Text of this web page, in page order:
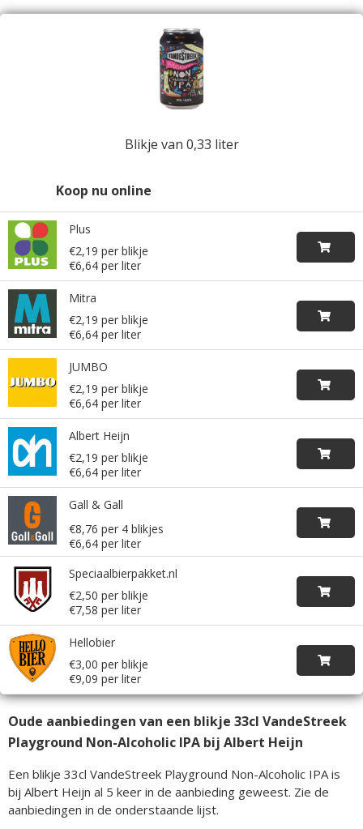
Blikje van 0,33 liter
Koop nu online
Plus
€2,19 per blikje
€6,64 per liter
Mitra
€2,19 per blikje
€6,64 per liter
JUMBO
€2,19 per blikje
€6,64 per liter
Albert Heijn
€2,19 per blikje
€6,64 per liter
Gall & Gall
€8,76 per 4 blikjes
€6,64 per liter
Speciaalbierpakket.nl
€2,50 per blikje
€7,58 per liter
Hellobier
€3,00 per blikje
€9,09 per liter
Oude aanbiedingen van een blikje 33cl VandeStreek
Playground Non-Alcoholic IPA bij Albert Heijn
Een blikje 33cl VandeStreek Playground Non-Alcoholic IPA is
bij Albert Heijn al 5 keer in de aanbieding geweest. Zie de
aanbiedingen in de onderstaande lijst.